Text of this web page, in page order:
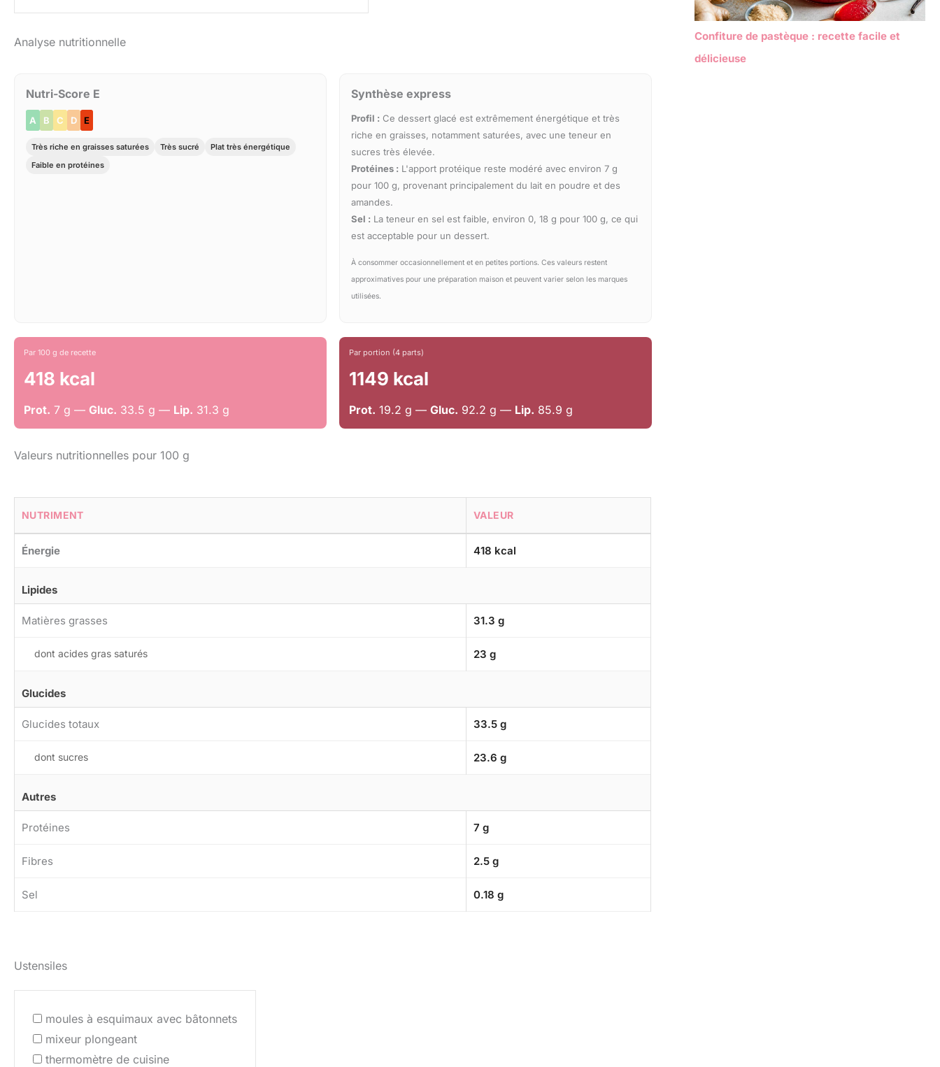
Analyse nutritionnelle
Nutri-Score E
A B C D E
Très riche en graisses saturées Très sucré
Plat très énergétique
Faible en protéines
Synthèse express
Profil : Ce dessert glacé est extrêmement énergétique et très
riche en graisses, notamment saturées, avec une teneur en
sucres très élevée.
Protéines : L'apport protéique reste modéré avec environ 7 g
pour 100 g, provenant principalement du lait en poudre et des
amandes.
Sel : La teneur en sel est faible, environ 0, 18 g pour 100 g, ce qui
est acceptable pour un dessert.
À consommer occasionnellement et en petites portions. Ces valeurs restent
approximatives pour une préparation maison et peuvent varier selon les marques
utilisées.
Par 100 g de recette
418 kcal
Prot. 7 g — Gluc. 33.5 g — Lip. 31.3 g
Par portion (4 parts)
1149 kcal
Prot. 19.2 g —Gluc. 92.2 g — Lip. 85.9 g
Valeurs nutritionnelles pour 100 g
NUTRIMENT VALEUR
Énergie 418 kcal
Lipides
Matières grasses 31.3 g
dont acides gras saturés 23 g
Glucides
Glucides totaux 33.5 g
dont sucres 23.6 g
Autres
Protéines 7 g
Fibres 2.5 g
Sel 0.18 g
Ustensiles
moules à esquimaux avec bâtonnets
mixeur plongeant
thermomètre de cuisine
Confiture de pastèque : recette facile et
délicieuse